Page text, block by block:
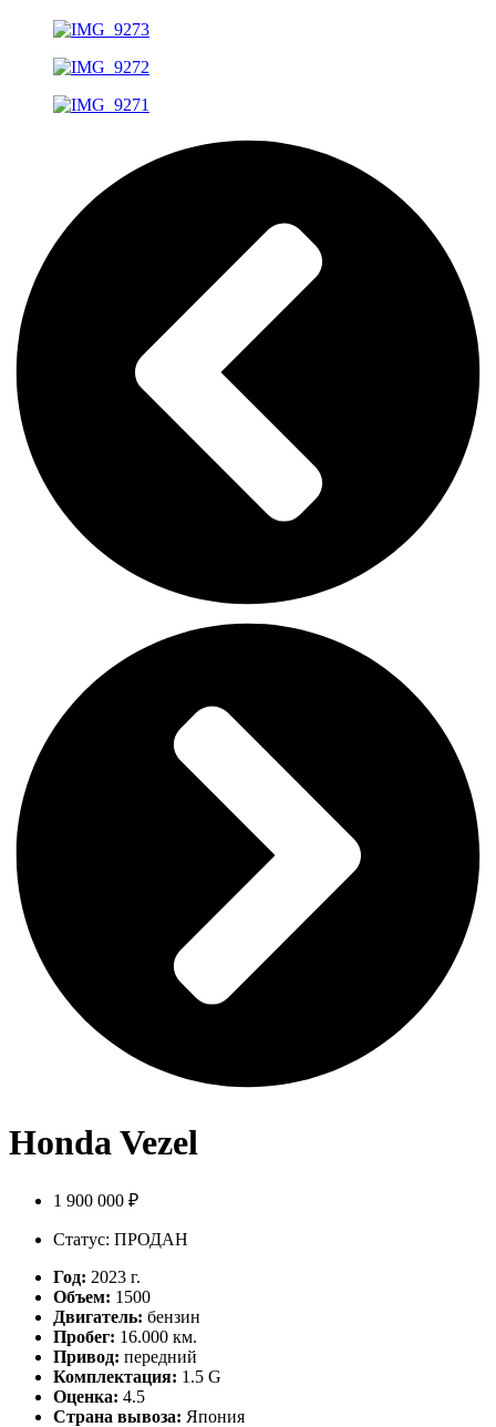
Honda Vezel
1 900 000 ₽
Статус: ПРОДАН
Год: 2023 г.
Объем: 1500
Двигатель: бензин
Пробег: 16.000 км.
Привод: передний
Комплектация: 1.5 G
Оценка: 4.5
Страна вывоза: Япония